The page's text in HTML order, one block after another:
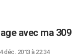
avec ma
déc. 2013 à 22:34